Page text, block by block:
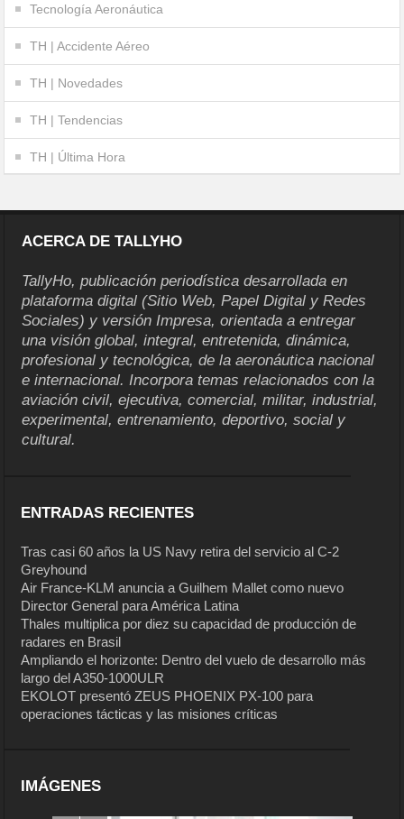
Tecnología Aeronáutica
TH | Accidente Aéreo
TH | Novedades
TH | Tendencias
TH | Última Hora
ACERCA DE TALLYHO
TallyHo, publicación periodística desarrollada en
plataforma digital (Sitio Web, Papel Digital y Redes
Sociales) y versión Impresa, orientada a entregar
una visión global, integral, entretenida, dinámica,
profesional y tecnológica, de la aeronáutica nacional
e internacional. Incorpora temas relacionados con la
aviación civil, ejecutiva, comercial, militar, industrial,
experimental, entrenamiento, deportivo, social y
cultural.
ENTRADAS RECIENTES
Tras casi 60 años la US Navy retira del servicio al C-2
Greyhound
Air France-KLM anuncia a Guilhem Mallet como nuevo
Director General para América Latina
Thales multiplica por diez su capacidad de producción de
radares en Brasil
Ampliando el horizonte: Dentro del vuelo de desarrollo más
largo del A350-1000ULR
EKOLOT presentó ZEUS PHOENIX PX-100 para
operaciones tácticas y las misiones críticas
IMÁGENES